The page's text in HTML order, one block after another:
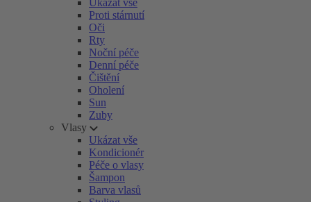
Ukázat vše
Proti stárnutí
Oči
Rty
Noční péče
Denní péče
Čištění
Oholení
Sun
Zuby
Vlasy
Ukázat vše
Kondicionér
Péče o vlasy
Šampon
Barva vlasů